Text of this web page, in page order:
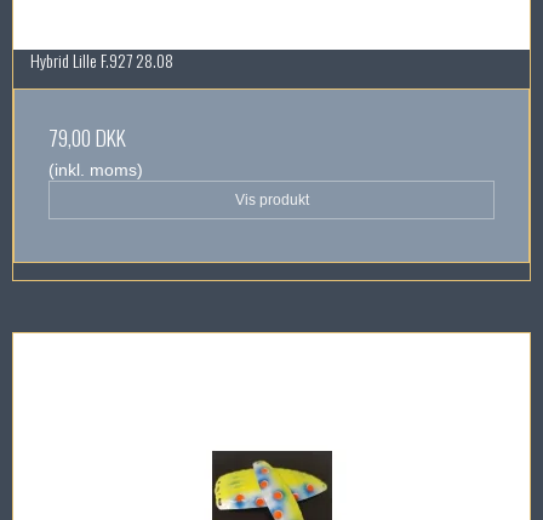
Hybrid Lille F.927 28.08
79,00 DKK
(inkl. moms)
Vis produkt